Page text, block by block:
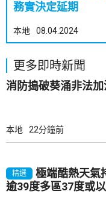
務實決定延期
本地 08.04.2024
更多即時新聞
消防搗破葵涌非法
本地 22分鐘前
精選
極端酷熱天氣持續
逾39度多區37度或以